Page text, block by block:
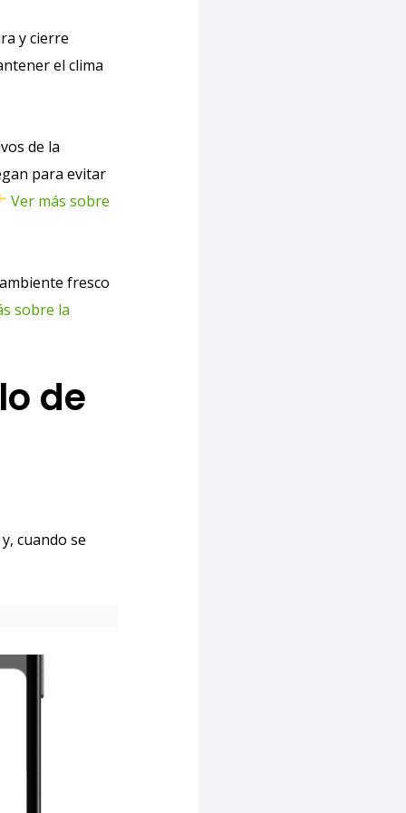
y cierre
el clima
de la
para evitar
Ver más sobre
fresco
sobre la
de
y, cuando se